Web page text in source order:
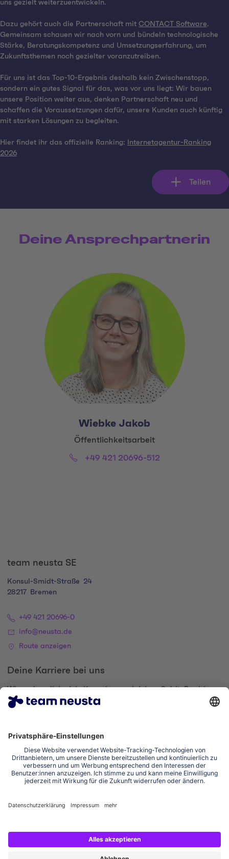
uns gezielt weiterzuentwickeln.
Dazu gehört auch die Partnerschaft mit CONTACT Software.
Gemeinsam schauen wir nach vorn und bündeln technologische
Stärke, Beratungskompetenz und Umsetzungserfahrung, um
Zukunftsthemen noch gezielter voranzutreiben.
Für uns ist das Top-10-Ergebnis deshalb kein Zwischenstopp,
sondern ein gutes Signal für das, was vor uns liegt: Wir bauen
unsere Position weiter aus, denken Partnerschaft neu und
schaffen die Voraussetzungen dafür, unsere Kunden auch künftig
mit starken Lösungen zu begleiten.
Hier findet ihr das offizielle Ranking:
Internetagentur-Ranking
2026
Teilen
Deine Ansprechpartnerin
Wiebke Jakob
Title:
Öffentlichkeitsarbeit
Email:
Phone:+49 421 20696-512
team neusta SE
Konsul-Smidt-Straße
24
28217
Bremen
+49 421 20696-0
info@neusta.de
Route anzeigen
Deine Karriere bei uns
Wir suchen dich, dein Know-how und deinen Spirit. Bewirb
dich und komm zur digital family.
Zum Karriere-Portal
Impressum Datenschutzerklärung
Cookie-Einstellungen Erklärung zur Barrierefreiheit
Social Media Links